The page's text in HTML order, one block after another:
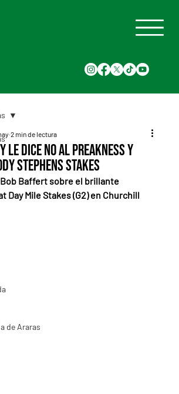
de Araras
le dice no al Preakness y
Stephens Stakes
2 min de lectura
Baffert sobre el brillante
Day Mile Stakes (G2) en Churchill